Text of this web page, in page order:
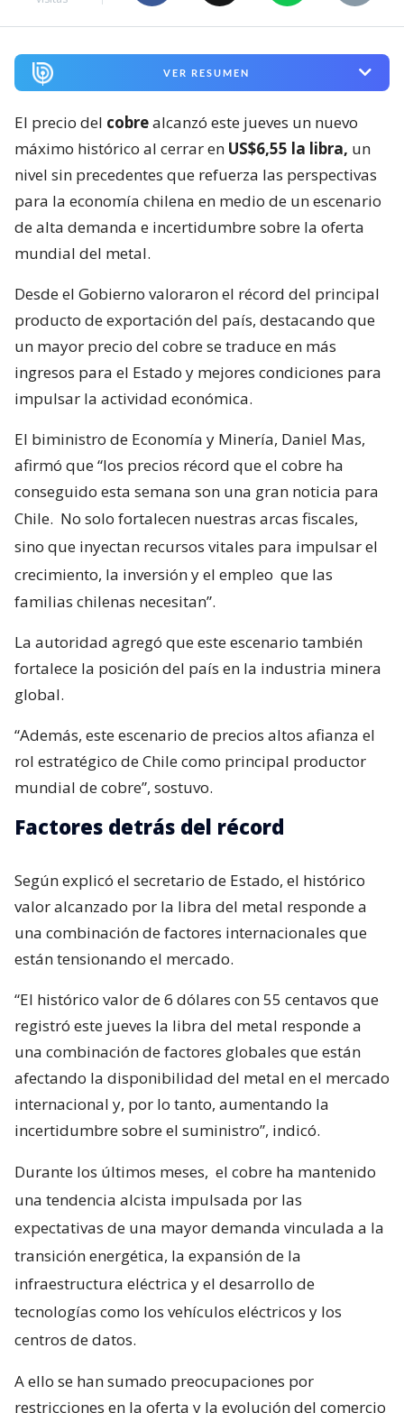
VER RESUMEN
El precio del cobrealcanzó este jueves un nuevo
máximo histórico al cerrar en US$6,55 la libra, un
nivel sin precedentes que refuerza las perspectivas
para la economía chilena en medio de un escenario
de alta demanda e incertidumbre sobre la oferta
mundial del metal.
Desde el Gobierno valoraron el récord del principal
producto de exportación del país, destacando que
un mayor precio del cobre se traduce en más
ingresos para el Estado y mejores condiciones para
impulsar la actividad económica.
El biministro de Economía y Minería, Daniel Mas,
afirmó que “los precios récord que el cobre ha
conseguido esta semana son una gran noticia para
Chile. No solo fortalecen nuestras arcas fiscales,
sino que inyectan recursos vitales para impulsar el
crecimiento, la inversión y el empleo que las
familias chilenas necesitan”.
La autoridad agregó que este escenario también
fortalece la posición del país en la industria minera
global.
“Además, este escenario de precios altos afianza el
rol estratégico de Chile como principal productor
mundial de cobre”, sostuvo.
Factores detrás del récord
Según explicó el secretario de Estado, el histórico
valor alcanzado por la libra del metal responde a
una combinación de factores internacionales que
están tensionando el mercado.
“El histórico valor de 6 dólares con 55 centavos que
registró este jueves la libra del metal responde a
una combinación de factores globales que están
afectando la disponibilidad del metal en el mercado
internacional y, por lo tanto, aumentando la
incertidumbre sobre el suministro”, indicó.
Durante los últimos meses, el cobre ha mantenido
una tendencia alcista impulsada por las
expectativas de una mayor demanda vinculada a la
transición energética, la expansión de la
infraestructura eléctrica y el desarrollo de
tecnologías como los vehículos eléctricos y los
centros de datos.
A ello se han sumado preocupaciones por
restricciones en la oferta y la evolución del comercio